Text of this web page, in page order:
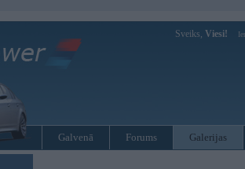
Sveiks, Viesi!
Galvenā Forums Galerijas